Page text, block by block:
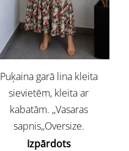
Puķaina garā lina kleita
sievietēm, kleita ar
kabatām. ,,Vasaras
sapnis,,Oversize.
Izpārdots